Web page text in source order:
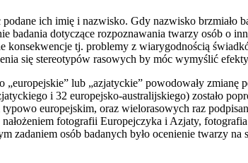
ich imię i nazwisko. Gdy nazwisko brzmiało
badania dotyczące rozpoznawania twarzy osób o
konsekwencje tj. problemy z wiarygodnością
się stereotypów rasowych by móc wymyślić
lub „azjatyckie” powodowały zmianę
i 32 europejsko-australijskiego) zostało
europejskim, oraz wielorasowych raz
fotografii Europejczyka i Azjaty,
zadaniem osób badanych było ocenienie twarzy